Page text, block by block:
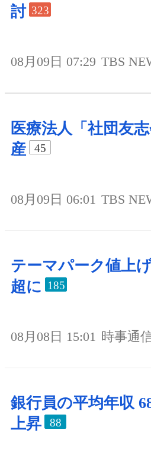
討 323
08月09日 07:29 TBS
医療法人「社団友
産
45
08月09日 06:01 TBS
テーマパーク値上
超に 185
08月08日 15:01 時事通
銀行員の平均年収
上昇
88